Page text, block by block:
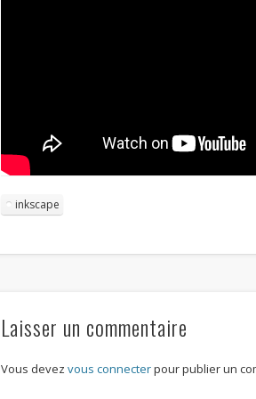
inkscape
Laisser un commentaire
Vous devez vous connecterpour publier un